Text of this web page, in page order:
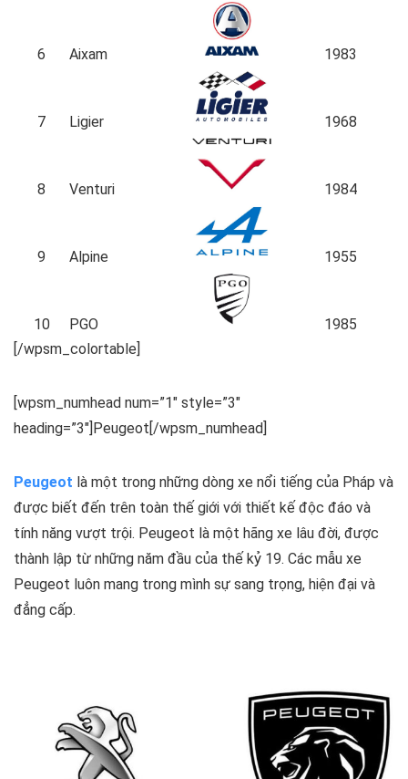
6 Aixam 1983
7 Ligier 1968
8 Venturi 1984
9 Alpine 1955
10 PGO
1985
[/wpsm_colortable]
[wpsm_numhead num=”1″ style=”3″
heading=”3″]Peugeot[/wpsm_numhead]
Peugeot là một trong những dòng xe nổi tiếng của Pháp và
được biết đến trên toàn thế giới với thiết kế độc đáo và
tính năng vượt trội. Peugeot là một hãng xe lâu đời, được
thành lập từ những năm đầu của thế kỷ 19. Các mẫu xe
Peugeot luôn mang trong mình sự sang trọng, hiện đại và
đẳng cấp.